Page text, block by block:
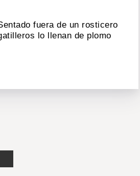
fuera de un rosticero
lo llenan de plomo